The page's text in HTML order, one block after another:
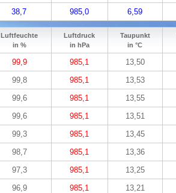
38,7 985,0 6,59
Luftfeuchte
in %
Luftdruck
in hPa
Taupunkt
in °C
99,9 985,1 13,50
99,8 985,1 13,53
99,6 985,1 13,55
99,6 985,1 13,51
99,3 985,1 13,45
98,7 985,1 13,36
97,3 985,1 13,25
96,9 985,1 13,21